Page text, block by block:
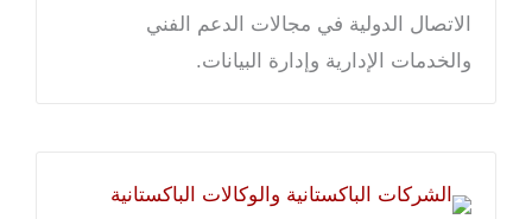
الاتصال الدولية في مجالات الدعم الفني
والخدمات الإدارية وإدارة البيانات.